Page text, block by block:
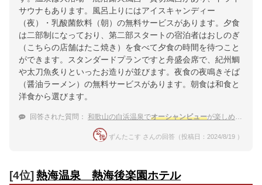
サウナもあります。風呂上りにはアイスキャンディー
（夜）・乳酸菌飲料（朝）の無料サービスがあります。夕食
は二部制になっており、第二部スタートの宿泊者はおしのぎ
（こちらの店舗はたこ焼き）を食べて夕食の時間を待つこと
ができます。スタンダードプランですと舟盛会席で、紀州鯛
や太刀魚炙りといったお造りが並びます。夜食の夜鳴きそば
（醤油ラーメン）の無料サービスがあります。朝食は和食と
洋食から選びます。
回答された質問： 和歌山の白浜温泉でオーシャンビューが楽しめるお宿
ずんたこす さんの回答（投稿日：2024/8/19 ）
[4位] 熱海温泉 熱海後楽園ホテル